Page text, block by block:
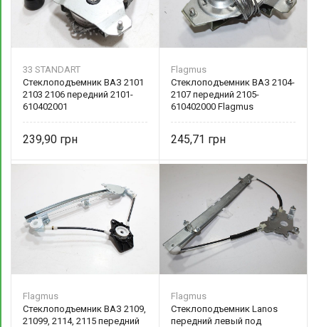
33 STANDART
Стеклоподъемник ВАЗ 2101
2103 2106 передний 2101-
610402001
239,90
Flagmus
Стеклоподъемник ВАЗ 2104-
2107 передний 2105-
610402000 Flagmus
245,71
Flagmus
Стеклоподъемник ВАЗ 2109,
21099, 2114, 2115 передний
Flagmus
Стеклоподъемник Lanos
передний левый под